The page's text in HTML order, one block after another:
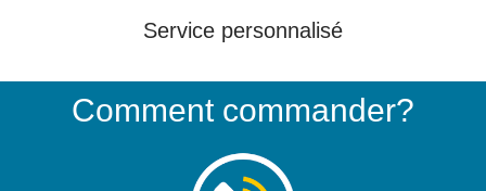
Service personnalisé
Comment commander?